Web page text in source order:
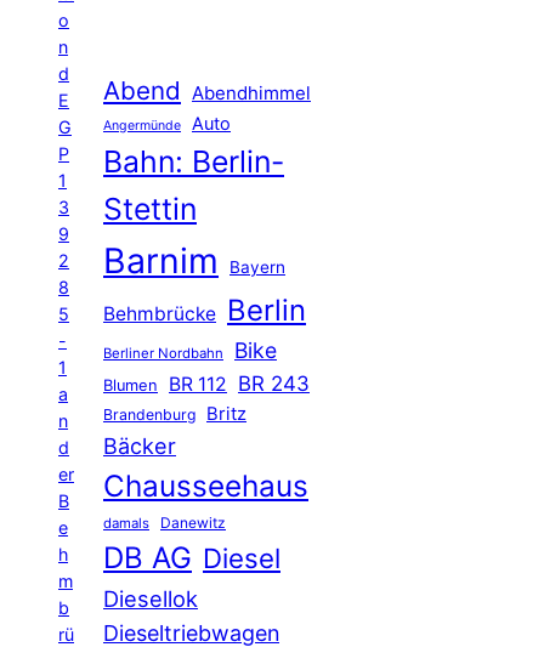
o
n
d
E
G
P
1
3
9
2
8
5
-
1
a
n
d
er
B
e
h
m
b
rü
Abend Abendhimmel
Angermünde Auto
Bahn: Berlin-
Stettin
Barnim Bayern
Behmbrücke Berlin
Berliner Nordbahn Bike
Blumen BR 112 BR 243
Brandenburg Britz
Bäcker
Chausseehaus
damals Danewitz
DB AG Diesel
Diesellok
Dieseltriebwagen